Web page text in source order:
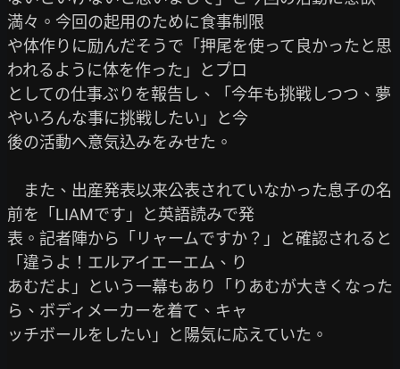
満々。今回の起用のために食事制限
や体作りに励んだそうで「押尾を使って良かったと思
われるように体を作った」とプロ
としての仕事ぶりを報告し、「今年も挑戦しつつ、夢
やいろんな事に挑戦したい」と今
後の活動へ意気込みをみせた。
また、出産発表以来公表されていなかった息子の名
前を「LIAMです」と英語読みで発
表。記者陣から「リャームですか？」と確認されると
「違うよ！エルアイエーエム、り
あむだよ」という一幕もあり「りあむが大きくなった
ら、ボディメーカーを着て、キャ
ッチボールをしたい」と陽気に応えていた。